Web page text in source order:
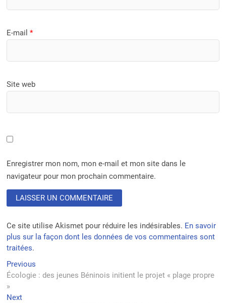
E-mail*
Site web
Enregistrer mon nom, mon e-mail et mon site dans le
navigateur pour mon prochain commentaire.
Ce site utilise Akismet pour réduire les indésirables. En savoir
plus sur la façon dont les données de vos commentaires sont
traitées.
Navigation
de
l’article
Previous
post:
Écologie : des jeunes Béninois initient le projet « plage propre
»
NextNext